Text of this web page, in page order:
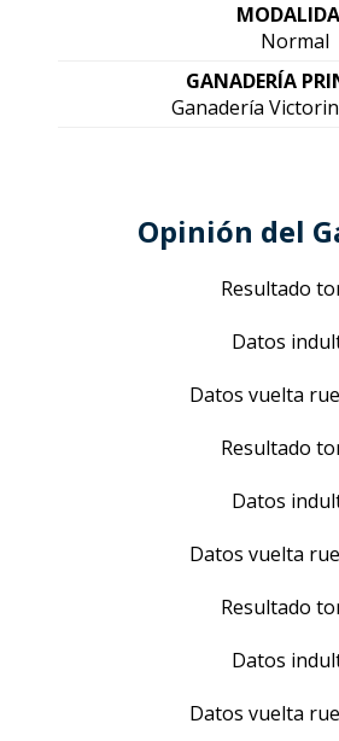
Normal
GANADERÍA
Ganadería
Opinión del
Resultado
Datos
Datos vuelta
Resultado
Datos
Datos vuelta
Resultado
Datos
Datos vuelta